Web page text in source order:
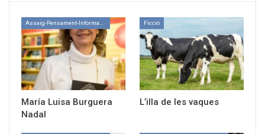
Assaig-Pensament-Informació
María Luisa Burguera
Nadal
Ficció
L’illa de les vaques